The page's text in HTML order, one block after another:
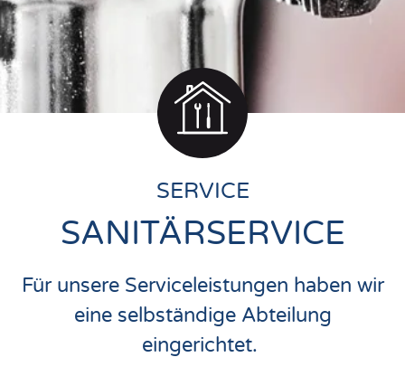
SERVICE
SANITÄRSERVICE
Für unsere Serviceleistungen haben wir
eine selbständige Abteilung
eingerichtet.